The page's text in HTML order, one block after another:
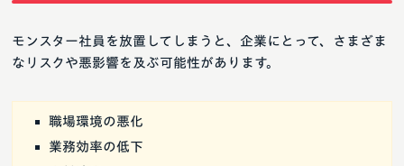
モンスター社員を放置してしまうと、企業にとって、さまざま
なリスクや悪影響を及ぶ可能性があります。
職場環境の悪化
業務効率の低下